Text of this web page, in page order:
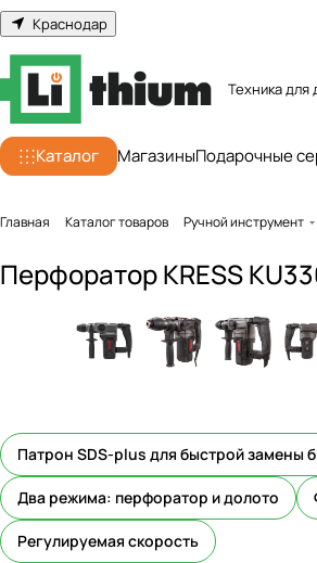
Краснодар
Техника для
Каталог МагазиныПодарочные
Главная Каталог товаров Ручной инструмент
Перфоратор KRESS
Патрон SDS-plus для быстрой замены
Два режима: перфоратор и долото
Регулируемая скорость